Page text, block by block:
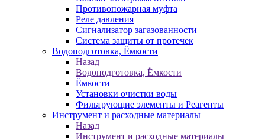
Противопожарная муфта
Реле давления
Сигнализатор загазованности
Система защиты от протечек
Водоподготовка, Ёмкости
Назад
Водоподготовка, Ёмкости
Ёмкости
Установки очистки воды
Фильтрующие элементы и Реагенты
Инструмент и расходные материалы
Назад
Инструмент и расходные материалы